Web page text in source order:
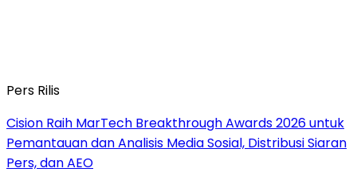
Pers Rilis
Cision Raih MarTech Breakthrough Awards 2026 untuk
Pemantauan dan Analisis Media Sosial, Distribusi Siaran
Pers, dan AEO